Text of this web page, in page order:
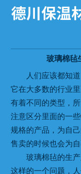
玻璃棉毡
人们应该都知道
它在大多数的行业
有着不同的类型，
注意区分里面的一
规格的产品，为自
售卖的时候也会为
玻璃棉毡的生产
这样的一个问题，